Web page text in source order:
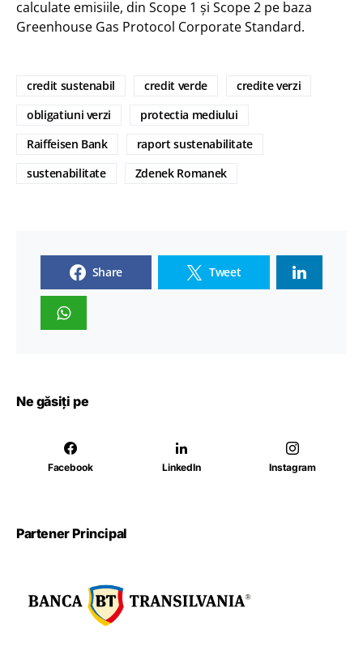
calculate emisiile, din Scope 1 și Scope 2 pe baza
Greenhouse Gas Protocol Corporate Standard.
credit sustenabil credit verde
credite verzi
obligatiuni verzi
protectia mediului
Raiffeisen Bank
raport sustenabilitate
sustenabilitate
Zdenek Romanek
Share Tweet
Ne găsiți pe
Facebook LinkedIn Instagram
Partener Principal